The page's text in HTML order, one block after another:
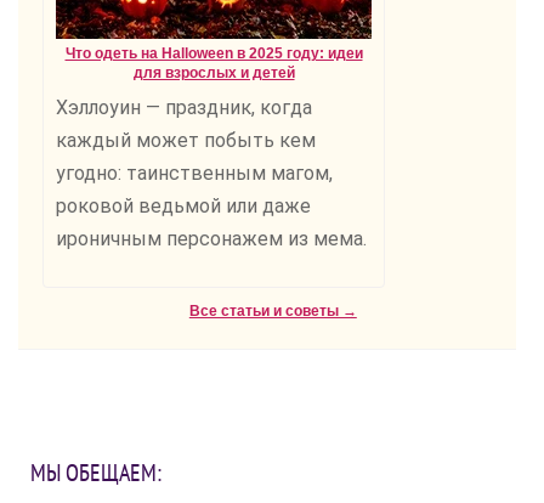
Что одеть на Halloween в 2025 году: идеи
для взрослых и детей
Хэллоуин — праздник, когда
каждый может побыть кем
угодно: таинственным магом,
роковой ведьмой или даже
ироничным персонажем из мема.
Все статьи и советы →
МЫ ОБЕЩАЕМ: